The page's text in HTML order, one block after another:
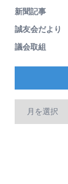
新聞記事
誠友会だより
議会取組